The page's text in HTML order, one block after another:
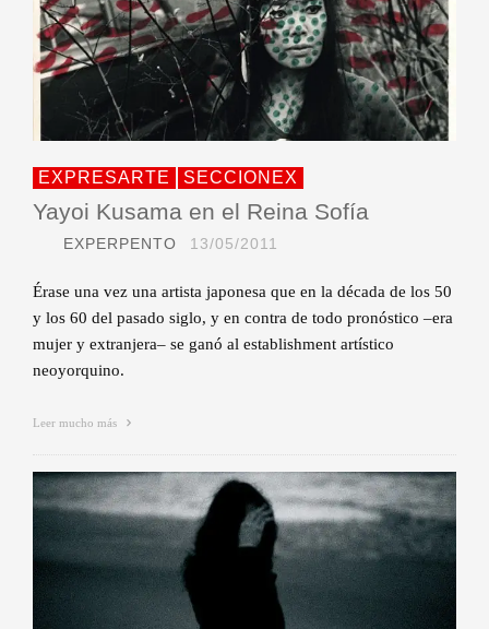
EXPRESARTE SECCIONEX
Yayoi Kusama en el Reina Sofía
EXPERPENTO 13/05/2011
Érase una vez una artista japonesa que en la década de los 50
y los 60 del pasado siglo, y en contra de todo pronóstico –era
mujer y extranjera– se ganó al establishment artístico
neoyorquino.
Leer mucho más